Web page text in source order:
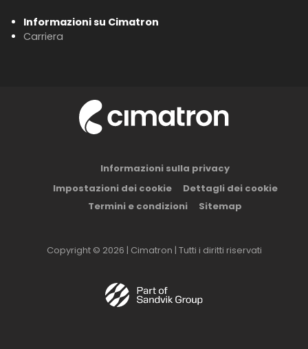
Informazioni su Cimatron
Carriera
Informazioni sulla privacy
Impostazioni dei cookie
Dettagli dei cookie
Termini e condizioni
Sitemap
Copyright © 2026 | Cimatron | Tutti i diritti riservati